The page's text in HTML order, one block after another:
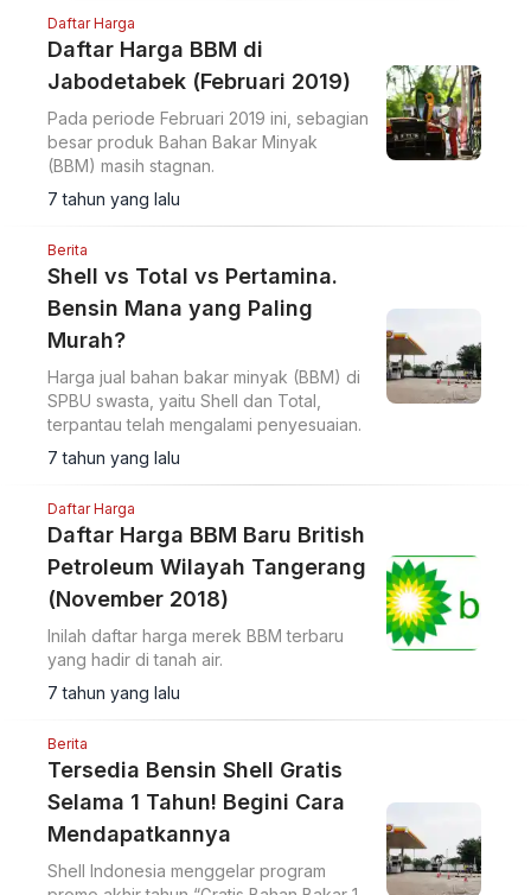
Daftar Harga
Daftar Harga BBM di
Jabodetabek (Februari 2019)
Pada periode Februari 2019 ini, sebagian
besar produk Bahan Bakar Minyak
(BBM) masih stagnan.
7 tahun yang lalu
Berita
Shell vs Total vs Pertamina.
Bensin Mana yang Paling
Murah?
Harga jual bahan bakar minyak (BBM) di
SPBU swasta, yaitu Shell dan Total,
terpantau telah mengalami penyesuaian.
7 tahun yang lalu
Daftar Harga
Daftar Harga BBM Baru British
Petroleum Wilayah Tangerang
(November 2018)
Inilah daftar harga merek BBM terbaru
yang hadir di tanah air.
7 tahun yang lalu
Berita
Tersedia Bensin Shell Gratis
Selama 1 Tahun! Begini Cara
Mendapatkannya
Shell Indonesia menggelar program